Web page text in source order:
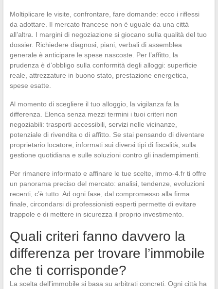
Moltiplicare le visite, confrontare, fare domande: ecco i riflessi
da adottare. Il mercato francese non è uguale da una città
all’altra. I margini di negoziazione si giocano sulla qualità del tuo
dossier. Richiedere diagnosi, piani, verbali di assemblea
generale è anticipare le spese nascoste. Per l’affitto, la
prudenza è d’obbligo sulla conformità degli alloggi: superficie
reale, attrezzature in buono stato, prestazione energetica,
spese esatte.
Al momento di scegliere il tuo alloggio, la vigilanza fa la
differenza. Elenca senza mezzi termini i tuoi criteri non
negoziabili: trasporti accessibili, servizi nelle vicinanze,
potenziale di rivendita o di affitto. Se stai pensando di diventare
proprietario locatore, informati sui diversi tipi di fiscalità, sulla
gestione quotidiana e sulle soluzioni contro gli inadempimenti.
Per rimanere informato e affinare le tue scelte, immo-4.fr ti offre
un panorama preciso del mercato: analisi, tendenze, evoluzioni
recenti, c’è tutto. Ad ogni fase, dal compromesso alla firma
finale, circondarsi di professionisti esperti permette di evitare
trappole e di mettere in sicurezza il proprio investimento.
Quali criteri fanno davvero la
differenza per trovare l’immobile
che ti corrisponde?
La scelta dell’immobile si basa su arbitrati concreti. Ogni città ha